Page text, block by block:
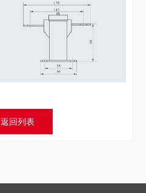
返回列表